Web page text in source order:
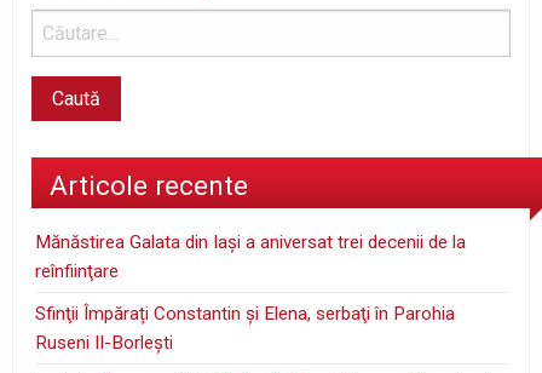
Articole recente
Mănăstirea Galata din Iaşi a aniversat trei decenii de la
reînfiinţare
Sfinţii Împărați Constantin și Elena, serbaţi în Parohia
Ruseni II-Borleşti